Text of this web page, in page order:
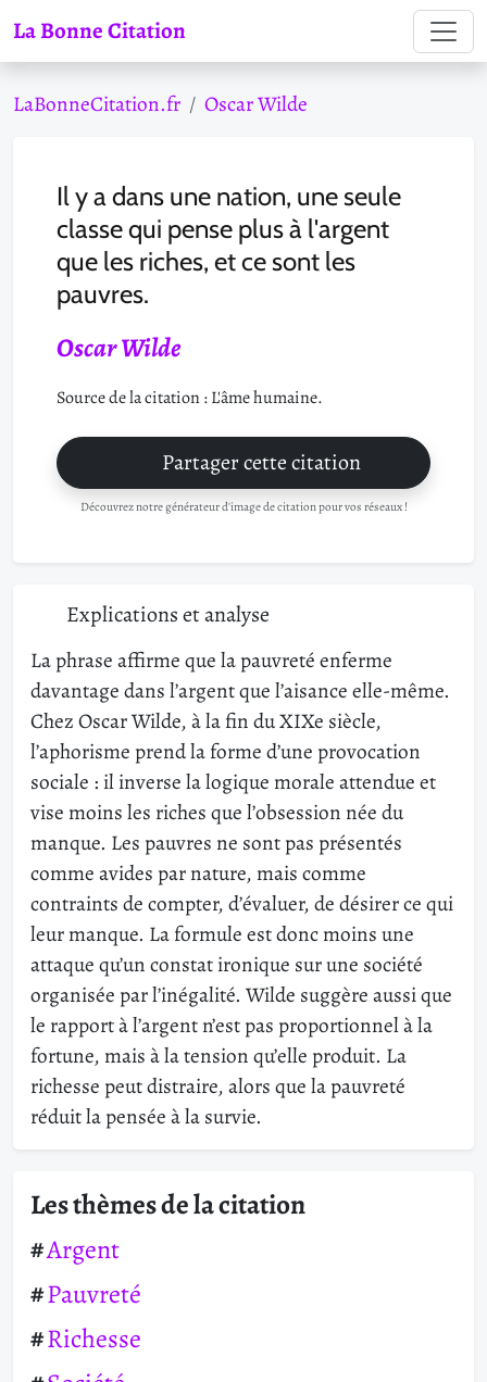
La Bonne Citation
LaBonneCitation.fr Oscar Wilde
Il y a dans une nation, une seule
classe qui pense plus à l'argent
que les riches, et ce sont les
pauvres.
Oscar Wilde
Source de la citation : L'âme humaine.
Partager cette citation
Découvrez notre générateur d'image de citation pour vos réseaux !
Explications et analyse
La phrase affirme que la pauvreté enferme
davantage dans l’argent que l’aisance elle-même.
Chez Oscar Wilde, à la fin du XIXe siècle,
l’aphorisme prend la forme d’une provocation
sociale : il inverse la logique morale attendue et
vise moins les riches que l’obsession née du
manque. Les pauvres ne sont pas présentés
comme avides par nature, mais comme
contraints de compter, d’évaluer, de désirer ce qui
leur manque. La formule est donc moins une
attaque qu’un constat ironique sur une société
organisée par l’inégalité. Wilde suggère aussi que
le rapport à l’argent n’est pas proportionnel à la
fortune, mais à la tension qu’elle produit. La
richesse peut distraire, alors que la pauvreté
réduit la pensée à la survie.
Les thèmes de la citation
Argent
Pauvreté
Richesse